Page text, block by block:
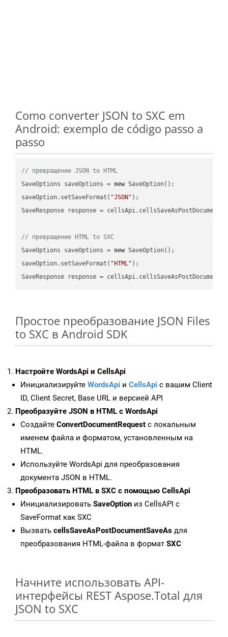
Como converter JSON to SXC em
Android: exemplo de código passo a
passo
// превращение JSON to HTML
SaveOptions saveOptions = new SaveOption();
saveOption.setSaveFormat( "JSON" );
SaveResponse response =
// превращение HTML to SXC
SaveOptions saveOptions = new SaveOption();
saveOption.setSaveFormat( "HTML" );
SaveResponse response =
Простое преобразование JSON Files
to SXC в Android SDK
Настройте WordsApi и CellsApi
Инициализируйте WordsApi и CellsApi с вашим Client
ID, Client Secret, Base URL и версией API
Преобразуйте JSON в HTML с WordsApi
Создайте ConvertDocumentRequest с локальным
именем файла и форматом, установленным на
HTML.
Используйте WordsApi для преобразования
документа JSON в HTML.
Преобразовать HTML в SXC с помощью CellsApi
Инициализировать SaveOption из CellsAPI с
SaveFormat как SXC
Вызвать cellsSaveAsPostDocumentSaveAs для
преобразования HTML-файла в формат SXC
Начните использовать API-
интерфейсы REST Aspose.Total для
JSON to SXC